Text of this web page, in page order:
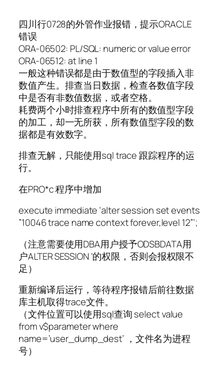
四川行0728的外管作业报错，提示ORACLE
错误
ORA-06502: PL/SQL: numeric or value error
ORA-06512: at line 1
一般这种错误都是由于数值型的字段插入非
数值产生。排查当日数据，检查各数值字段
中是否有非数值数据，或者空格。
耗费两个小时排查程序中所有的数值型字段
的加工，却一无所获，所有数值型字段的数
据都是有效数字。
排查无解，只能使用sql trace 跟踪程序的运
行。
在PRO*c 程序中增加
execute immediate ‘alter session set events
”10046 trace name context forever,level 12”’;
（注意需要使用DBA用户授予ODSBDATA用
户ALTER SESSION ‘的权限，否则会报权限不
足）
重新编译后运行，等待程序报错后前往数据
库主机取得trace文件。
（文件位置可以使用sql查询 select value
from v$parameter where
name=’user_dump_dest’ ，文件名为进程
号）